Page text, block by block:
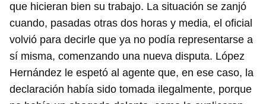
que hicieran bien su trabajo. La situación se zanjó
cuando, pasadas otras dos horas y media, el oficial
volvió para decirle que ya no podía representarse a
sí misma, comenzando una nueva disputa. López
Hernández le espetó al agente que, en ese caso, la
declaración había sido tomada ilegalmente, porque